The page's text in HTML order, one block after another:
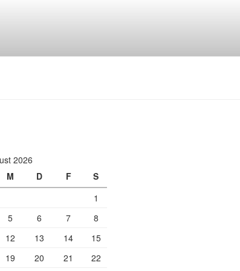
2026
M D F
S
1
5 6 7
8
12 13 14
15
19 20 21
22